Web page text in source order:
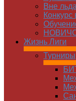
Вне льда
Жизнь Лиги
Турниры